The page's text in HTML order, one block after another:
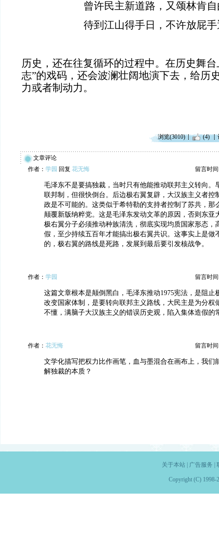
曾许民主新道路，又颂林肯
待到江山得手日，不许放屁
历史，还在往复循环的过程中。在历史舞
志”的戏码，还会波澜壮阔地演下去，给历
力或者制动力。
浏览(3010) (4)
文章评论
作者： 学园 回复 花无悔 留言时间
毛泽东不是要搞独裁，当时只有他能推动联邦主义转向。
联邦制，但很快倒台。后边极右翼复辟，大汉族主义者控
政是不可能的。这类似于希特勒的支持者控制了苏共，那
颠覆新版纳粹党。这是毛泽东发动文革的原因，否则东亚
极右翼分子必须推动种族清洗，彻底实现均质国家形态，
假，至少持续五百年才能搞出极右翼共识。这事实上是做
的，极右翼的路线是死路，发展到最后要引发核战争。
作者： 学园 留言时间
这篇文章根本是颠倒黑白，毛泽东推动1975宪法，是阻止
改变国家体制，是要转向联邦主义路线，大民主是为分权
不懂，满脑子大汉族主义的错误历史观，陷入集体造假的
作者： 花无悔 留言时间
文学化描写把权力比作画笔，血与墨混合在画布上，我们
解独裁的本质？
关于本站| 广告服务
Copyright (C) 1998-